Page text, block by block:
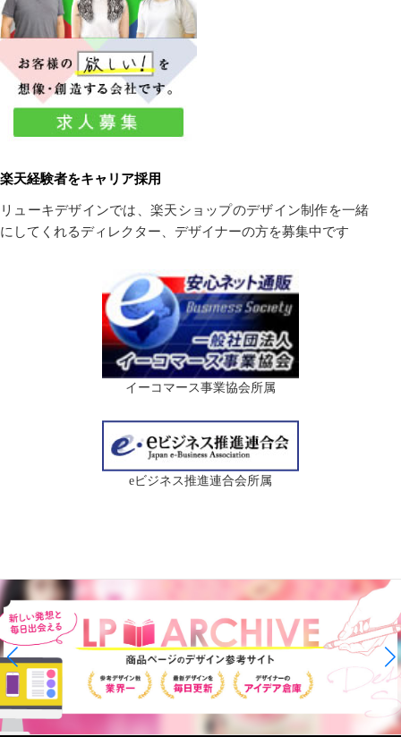
楽天経験者をキャリア採用
リューキデザインでは、楽天ショップのデザイン制作を一緒
にしてくれるディレクター、デザイナーの方を募集中です
イーコマース事業協会所属
eビジネス推進連合会所属